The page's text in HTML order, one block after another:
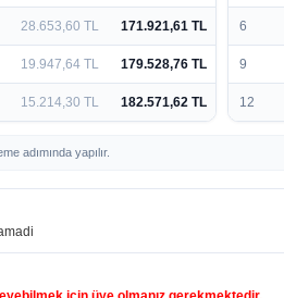
28.653,60 TL 171.921,61 TL
19.947,64 TL 179.528,76 TL
15.214,30 TL 182.571,62 TL
6
9
12
adımında yapılır.